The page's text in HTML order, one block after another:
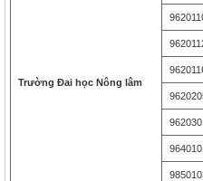
Trường Đai học Nông lâm